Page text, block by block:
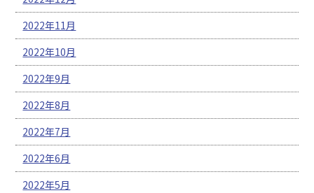
2022年11月
2022年10月
2022年9月
2022年8月
2022年7月
2022年6月
2022年5月